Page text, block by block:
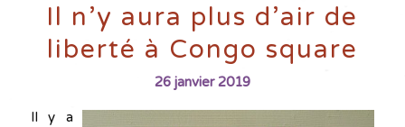
Il n’y aura plus d’air de
liberté à Congo square
26 janvier 2019
Il y a